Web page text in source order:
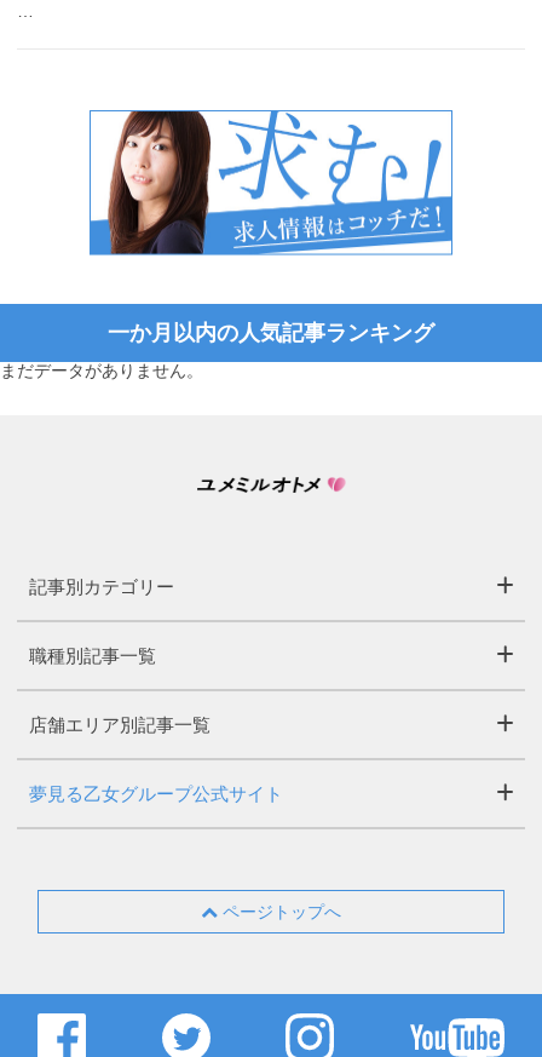
一か月以内の人気記事ランキング
まだデータがありません。
記事別カテゴリー
職種別記事一覧
店舗エリア別記事一覧
夢見る乙女グループ公式サイト
ページトップへ